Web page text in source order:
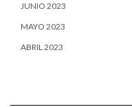
JUNIO 2023
MAYO 2023
ABRIL 2023